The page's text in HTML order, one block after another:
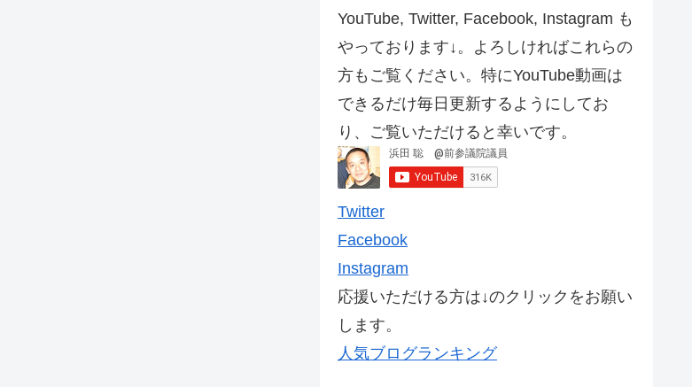
YouTube, Twitter, Facebook, Instagram も
やっております↓。よろしければこれらの
方もご覧ください。特にYouTube動画は
できるだけ毎日更新するようにしてお
り、ご覧いただけると幸いです。
Twitter
Facebook
Instagram
応援いただける方は↓のクリックをお願い
します。
人気ブログランキング